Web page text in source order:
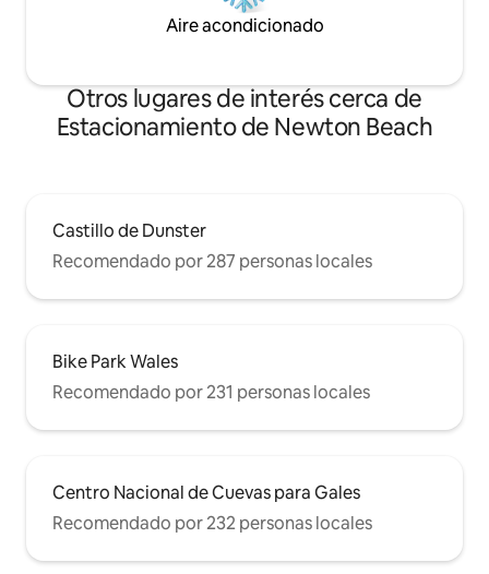
Aire acondicionado
Otros lugares de interés cerca de
Estacionamiento de Newton Beach
Castillo de Dunster
Recomendado por 287 personas locales
Bike Park Wales
Recomendado por 231 personas locales
Centro Nacional de Cuevas para Gales
Recomendado por 232 personas locales